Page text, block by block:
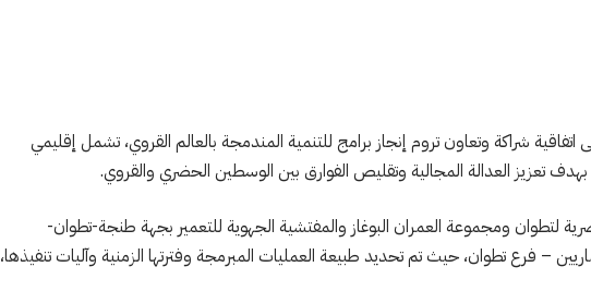
شراكة وتعاون تروم إنجاز برامج للتنمية المندمجة بالعالم القروي، تشمل إقليمي
تعزيز العدالة المجالية وتقليص الفوارق بين الوسطين الحضري والقروي.
لتطوان ومجموعة العمران البوغاز والمفتشية الجهوية للتعمير بجهة طنجة-تطوان-
– فرع تطوان، حيث تم تحديد طبيعة العمليات المبرمجة وفترتها الزمنية وآليات تنفيذها،